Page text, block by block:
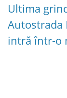
Ultima
Autostrada
intră într-o